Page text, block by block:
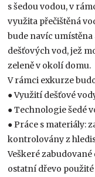
s šedou vodou, v
využita přečištěná
bude navíc
dešťových vod, jež
zeleně v okolí domu.
V rámci exkurze
● Využití dešťové
● Technologie šedé
● Práce s materiály:
kontrolovány z
Veškeré zabudované
ostatní dřevo